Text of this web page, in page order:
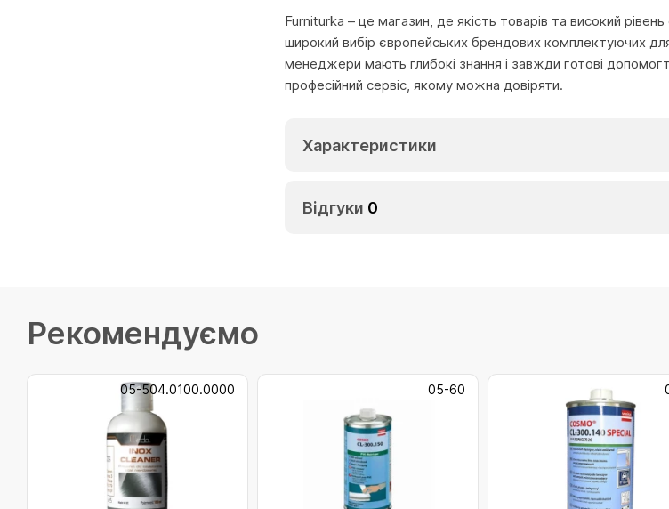
Furniturka – це магазин, де якість товарів та високий
широкий вибір європейських брендових комплектуючих
менеджери мають глибокі знання і завжди готові
професійний сервіс, якому можна довіряти.
Характеристики
Відгуки 0
Рекомендуємо
05-504.0100.0000 05-60